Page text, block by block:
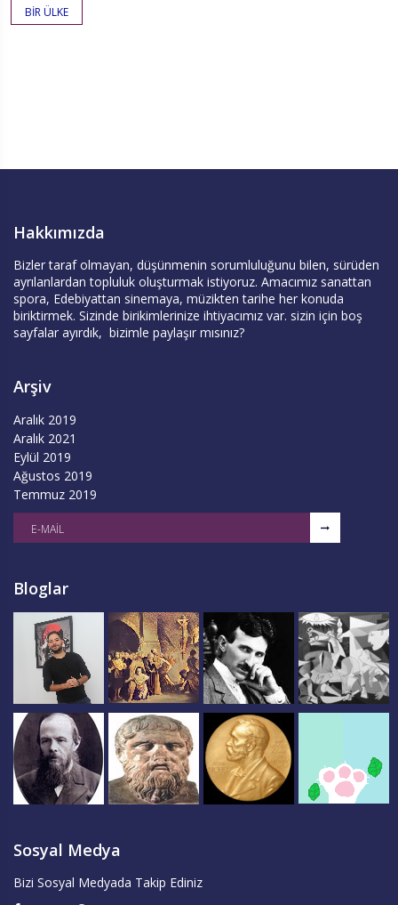
BİR ÜLKE
Hakkımızda
Bizler taraf olmayan, düşünmenin sorumluluğunu bilen, sürüden
ayrılanlardan topluluk oluşturmak istiyoruz. Amacımız sanattan
spora, Edebiyattan sinemaya, müzikten tarihe her konuda
biriktirmek. Sizinde birikimlerinize ihtiyacımız var. sizin için boş
sayfalar ayırdık, bizimle paylaşır mısınız?
Arşiv
Aralık 2019
Aralık 2021
Eylül 2019
Ağustos 2019
Temmuz 2019
Bloglar
Sosyal Medya
Bizi Sosyal Medyada Takip Ediniz